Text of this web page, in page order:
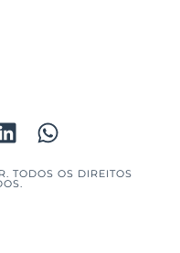
TODOS OS DIREITOS